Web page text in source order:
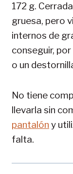
172 g.
gruesa, pero
internos de
conseguir,
o un
No tiene
llevarla sin
pantalón y
falta.